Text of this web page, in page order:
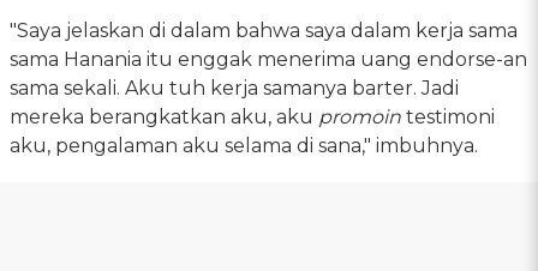
"Saya jelaskan di dalam bahwa saya dalam kerja sama
sama Hanania itu enggak menerima uang endorse-an
sama sekali. Aku tuh kerja samanya barter. Jadi
mereka berangkatkan aku, aku promoin testimoni
aku, pengalaman aku selama di sana," imbuhnya.